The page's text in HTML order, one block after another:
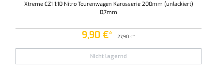
Xtreme CZ1 1:10 Nitro Tourenwagen Karosserie 200mm (unlackiert)
0,7mm
9,90 €* 27,90 €*
Nicht lagernd